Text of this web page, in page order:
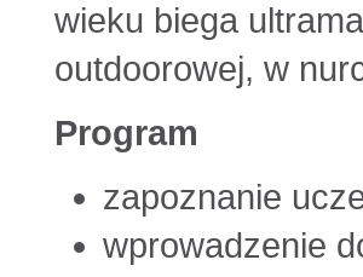
wieku biega
outdoorowej, w
Program
zapoznanie
wprowadzenie